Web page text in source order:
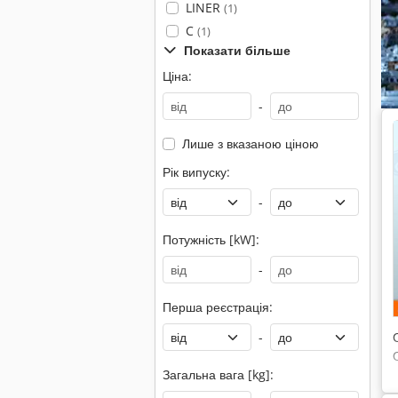
LINER (1)
C (1)
Показати більше
Ціна:
-
Лише з вказаною ціною
Рік випуску:
-
Потужність [kW]:
-
Перша реєстрація:
-
Загальна вага [kg]: